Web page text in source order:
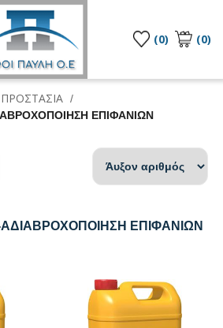
(0) (0)
/
ΕΠΙΦΑΝΙΩΝ
ΕΠΙΦΑΝΙΩΝ